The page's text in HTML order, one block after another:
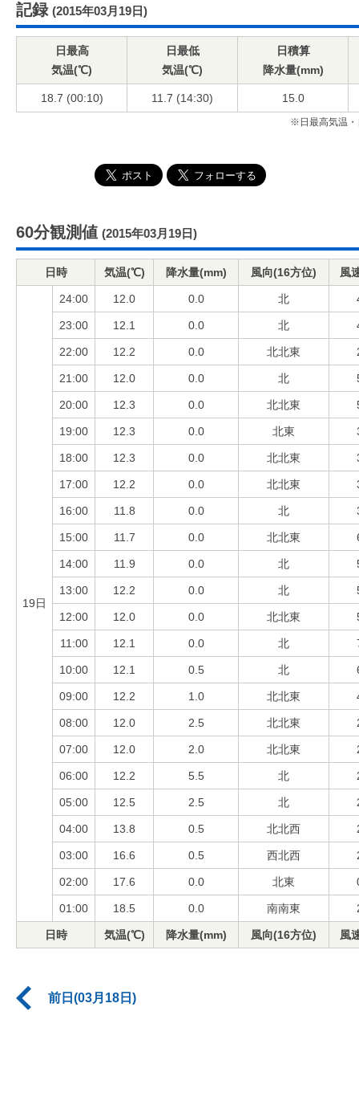
記録 (2015年03月19日)
日最高
気温(℃)
日最低
気温(℃)
日積算
降水量(mm)
18.7 (00:10) 11.7 (14:30) 15.0
※日最高気温・
60分観測値 (2015年03月19日)
日時 気温(℃) 降水量(mm) 風向(16方位) 風
19日
24:00 12.0 0.0 北
23:00 12.1 0.0 北
22:00 12.2 0.0 北北東
21:00 12.0 0.0 北
20:00 12.3 0.0 北北東
19:00 12.3 0.0 北東
18:00 12.3 0.0 北北東
17:00 12.2 0.0 北北東
16:00 11.8 0.0 北
15:00 11.7 0.0 北北東
14:00 11.9 0.0 北
13:00 12.2 0.0 北
12:00 12.0 0.0 北北東
11:00 12.1 0.0 北
10:00 12.1 0.5 北
09:00 12.2 1.0 北北東
08:00 12.0 2.5 北北東
07:00 12.0 2.0 北北東
06:00 12.2 5.5 北
05:00 12.5 2.5 北
04:00 13.8 0.5 北北西
03:00 16.6 0.5 西北西
02:00 17.6 0.0 北東
01:00 18.5 0.0 南南東
日時 気温(℃) 降水量(mm) 風向(16方位) 風
前日(03月18日)